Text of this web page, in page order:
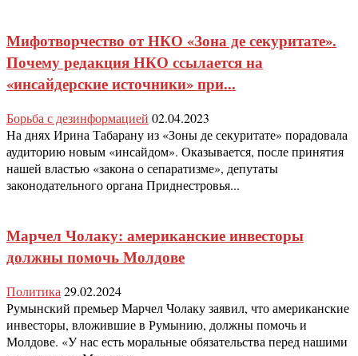
Мифотворчество от НКО «Зона де секуритате».
Почему редакция НКО ссылается на
«инсайдерские источники» при...
Борьба с дезинформацией 02.04.2023
На днях Ирина Табарану из «Зоны де секуритате» порадовала
аудиторию новым «инсайдом». Оказывается, после принятия
нашей властью «закона о сепаратизме», депутаты
законодательного органа Приднестровья...
Марчел Чолаку: американские инвесторы
должны помочь Молдове
Политика 29.02.2024
Румынский премьер Марчел Чолаку заявил, что американские
инвесторы, вложившие в Румынию, должны помочь и
Молдове. «У нас есть моральные обязательства перед нашими